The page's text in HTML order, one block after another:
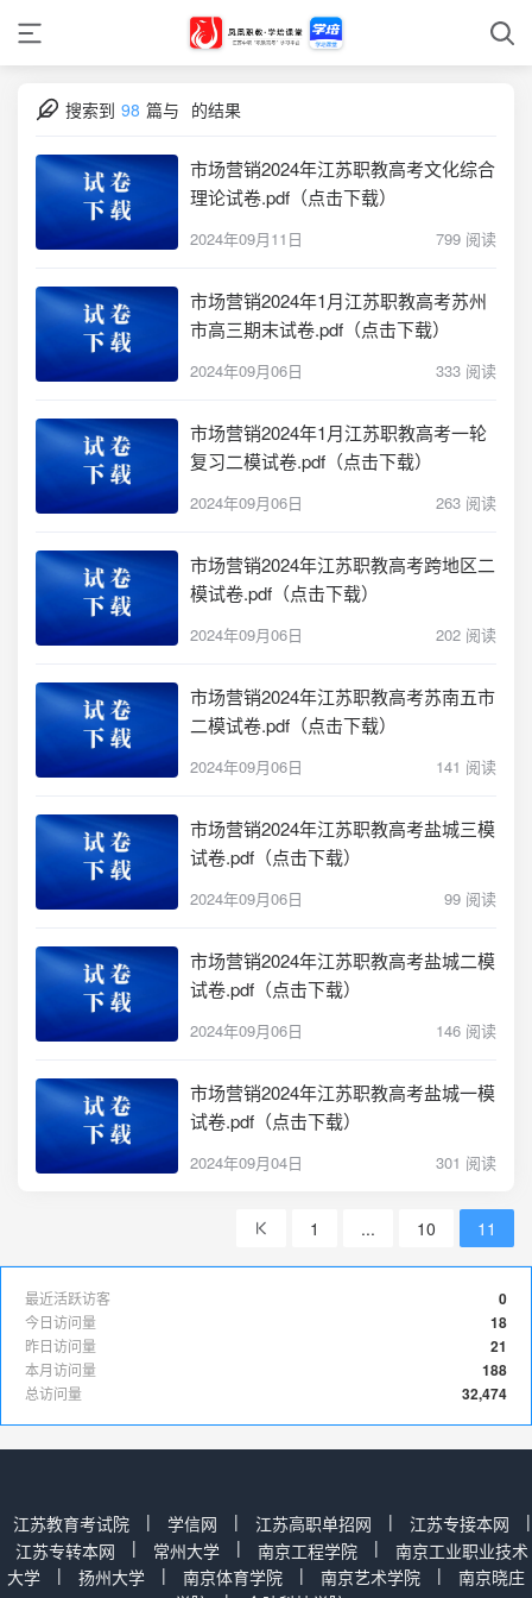
搜索到 98 篇与 的结果
市场营销2024年江苏职教高考文化综合
理论试卷.pdf（点击下载）
2024年09月11日 799 阅读
市场营销2024年1月江苏职教高考苏州
市高三期末试卷.pdf（点击下载）
2024年09月06日 333 阅读
市场营销2024年1月江苏职教高考一轮
复习二模试卷.pdf（点击下载）
2024年09月06日 263 阅读
市场营销2024年江苏职教高考跨地区二
模试卷.pdf（点击下载）
2024年09月06日 202 阅读
市场营销2024年江苏职教高考苏南五市
二模试卷.pdf（点击下载）
2024年09月06日 141 阅读
市场营销2024年江苏职教高考盐城三模
试卷.pdf（点击下载）
2024年09月06日 99 阅读
市场营销2024年江苏职教高考盐城二模
试卷.pdf（点击下载）
2024年09月06日 146 阅读
市场营销2024年江苏职教高考盐城一模
试卷.pdf（点击下载）
2024年09月04日 301 阅读
1 ... 10 11
0
最近活跃访客
18
今日访问量
21
昨日访问量
188
本月访问量
32,474
总访问量
江苏教育考试院 | 学信网 | 江苏高职单招网 | 江苏专接本网
|
江苏专转本网
| 常州大学 | 南京工程学院 |
南京工业职业技术
大学
| 扬州大学 | 南京体育学院 | 南京艺术学院 |
南京晓庄